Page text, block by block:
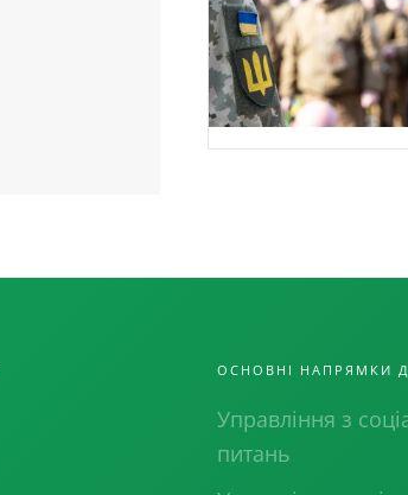
ОСНОВНІ НАПРЯМКИ
Управління з
питань